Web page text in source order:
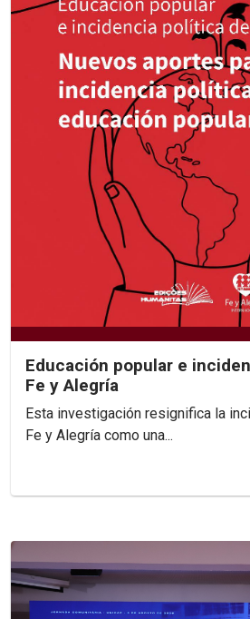
Educación popular e
Fe y Alegría
Esta investigación resignifica la
Fe y Alegría como una...